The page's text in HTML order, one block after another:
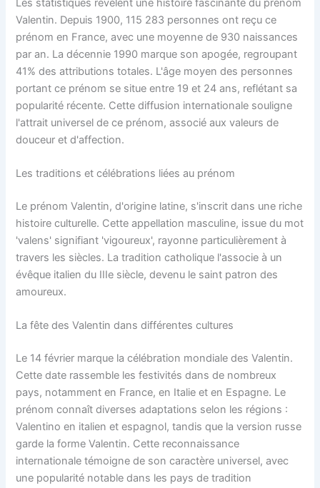
Les statistiques révèlent une histoire fascinante du prénom
Valentin. Depuis 1900, 115 283 personnes ont reçu ce
prénom en France, avec une moyenne de 930 naissances
par an. La décennie 1990 marque son apogée, regroupant
41% des attributions totales. L'âge moyen des personnes
portant ce prénom se situe entre 19 et 24 ans, reflétant sa
popularité récente. Cette diffusion internationale souligne
l'attrait universel de ce prénom, associé aux valeurs de
douceur et d'affection.
Les traditions et célébrations liées au prénom
Le prénom Valentin, d'origine latine, s'inscrit dans une riche
histoire culturelle. Cette appellation masculine, issue du mot
'valens' signifiant 'vigoureux', rayonne particulièrement à
travers les siècles. La tradition catholique l'associe à un
évêque italien du IIIe siècle, devenu le saint patron des
amoureux.
La fête des Valentin dans différentes cultures
Le 14 février marque la célébration mondiale des Valentin.
Cette date rassemble les festivités dans de nombreux
pays, notamment en France, en Italie et en Espagne. Le
prénom connaît diverses adaptations selon les régions :
Valentino en italien et espagnol, tandis que la version russe
garde la forme Valentin. Cette reconnaissance
internationale témoigne de son caractère universel, avec
une popularité notable dans les pays de tradition